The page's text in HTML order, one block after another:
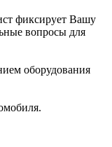
фиксирует Вашу
вопросы для
оборудования